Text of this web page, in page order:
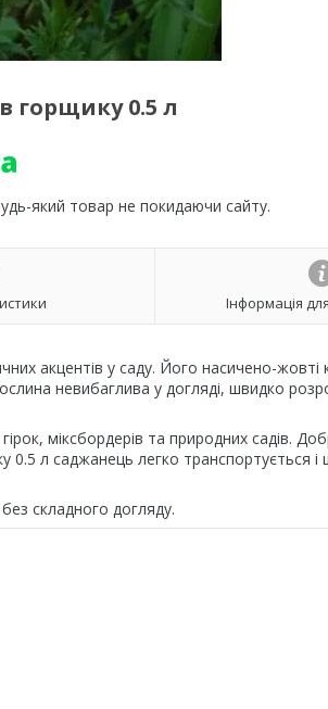
горщику 0.5 л
який товар не покидаючи сайту.
Інформація
акцентів у саду. Його насичено-жовті
невибаглива у догляді, швидко
міксбордерів та природних садів.
0.5 л саджанець легко транспортується і
складного догляду.